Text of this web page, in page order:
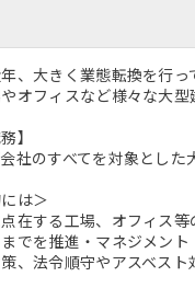
、大きく業態転換を行
オフィスなど様々な大
】
社のすべてを対象とし
は＞
点在する工場、オフィス
でを推進・マネジメント
策、法令順守やアスベス